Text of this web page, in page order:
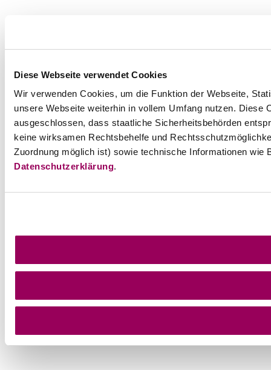
Diese Webseite verwendet Cookies
Wir verwenden Cookies, um die Funktion der Webseite,
unsere Webseite weiterhin in vollem Umfang nutzen.
ausgeschlossen, dass staatliche Sicherheitsbehörden
keine wirksamen Rechtsbehelfe und
Zuordnung möglich ist) sowie technische Informationen
Datenschutzerklärung.